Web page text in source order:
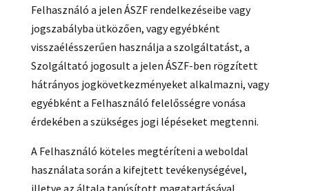
Felhasználó a jelen ÁSZF rendelkezéseibe vagy
jogszabályba ütközően, vagy egyébként
visszaélésszerűen használja a szolgáltatást, a
Szolgáltató jogosult a jelen ÁSZF-ben rögzített
hátrányos jogkövetkezményeket alkalmazni, vagy
egyébként a Felhasználó felelősségre vonása
érdekében a szükséges jogi lépéseket megtenni.
A Felhasználó köteles megtéríteni a weboldal
használata során a kifejtett tevékenységével,
illetve az általa tanúsított magatartásával